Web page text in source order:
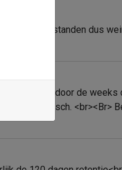
bestanden dus
en door de
is ook logisch. <br><Br>